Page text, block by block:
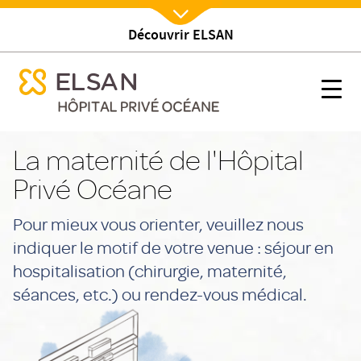
contenu
principal
Découvrir ELSAN
Maternité
menu mobile
Nx:Afficher menu
menu mobile
La maternité de l'Hôpital
Privé Océane
Pour mieux vous orienter, veuillez nous
indiquer le motif de votre venue : séjour en
hospitalisation (chirurgie, maternité,
séances, etc.) ou rendez-vous médical.